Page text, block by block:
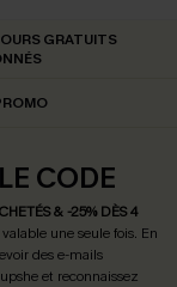
GRATUITS
CODE
& -25% DÈS 4
une seule fois. En
des e-mails
et reconnaissez